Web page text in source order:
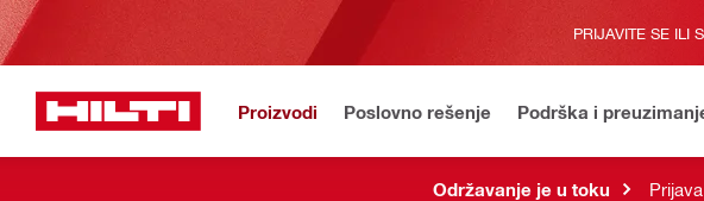
PRIJAVITE SE ILI
Proizvodi Poslovno rešenje Podrška i
Održavanje je u toku